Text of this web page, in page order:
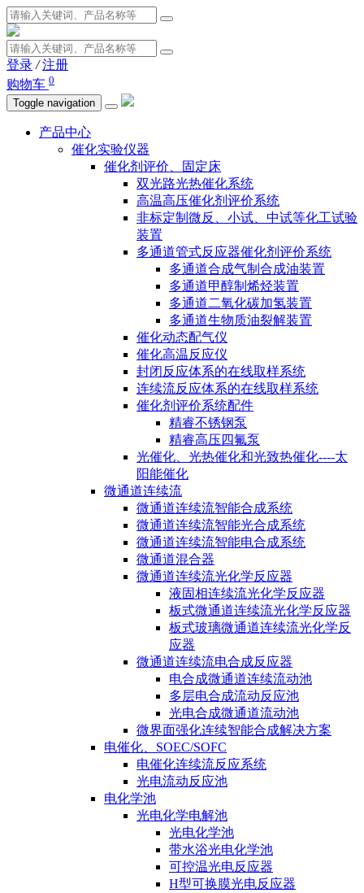
登录 / 注册
购物车 0
Toggle navigation
产品中心
催化实验仪器
催化剂评价、固定床
双光路光热催化系统
高温高压催化剂评价系统
非标定制微反、小试、中试等化工试验
装置
多通道管式反应器催化剂评价系统
多通道合成气制合成油装置
多通道甲醇制烯烃装置
多通道二氧化碳加氢装置
多通道生物质油裂解装置
催化动态配气仪
催化高温反应仪
封闭反应体系的在线取样系统
连续流反应体系的在线取样系统
催化剂评价系统配件
精睿不锈钢泵
精睿高压四氟泵
光催化、光热催化和光致热催化----太
阳能催化
微通道连续流
微通道连续流智能合成系统
微通道连续流智能光合成系统
微通道连续流智能电合成系统
微通道混合器
微通道连续流光化学反应器
液固相连续流光化学反应器
板式微通道连续流光化学反应器
板式玻璃微通道连续流光化学反
应器
微通道连续流电合成反应器
电合成微通道连续流动池
多层电合成流动反应池
光电合成微通道流动池
微界面强化连续智能合成解决方案
电催化、SOEC/SOFC
电催化连续流反应系统
光电流动反应池
电化学池
光电化学电解池
光电化学池
带水浴光电化学池
可控温光电反应器
H型可换膜光电反应器